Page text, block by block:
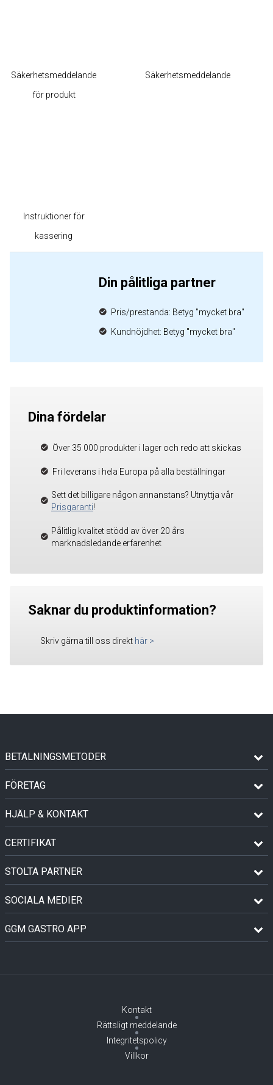
Säkerhetsmeddelande
för produkt
Säkerhetsmeddelande
Instruktioner för
kassering
Din pålitliga partner
Pris/prestanda: Betyg "mycket bra"
Kundnöjdhet: Betyg "mycket bra"
Dina fördelar
Över 35 000 produkter i lager och redo att skickas
Fri leverans i hela Europa på alla beställningar
Sett det billigare någon annanstans? Utnyttja vår
Prisgaranti!
Pålitlig kvalitet stödd av över 20 års
marknadsledande erfarenhet
Saknar du produktinformation?
Skriv gärna till oss direkt här >
BETALNINGSMETODER
FÖRETAG
HJÄLP & KONTAKT
CERTIFIKAT
STOLTA PARTNER
SOCIALA MEDIER
GGM GASTRO APP
Kontakt
Rättsligt meddelande
Integritetspolicy
Villkor